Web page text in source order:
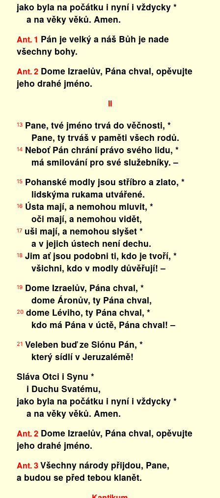
jako byla na počátku i nyní i vždycky *
a na věky věků. Amen.
Ant. 1 Pán je velký a náš Bůh je nade
všechny bohy.
Ant. 2Dome Izraelův, Pána chval, opěvujte
jeho drahé jméno.
II
13Pane, tvé jméno trvá do věčnosti, *
Pane, ty trváš v paměti všech rodů.
14Neboť Pán chrání právo svého lidu, *
má smilování pro své služebníky. –
15 Pohanské modly jsou stříbro a zlato, *
lidskýma rukama utvářené.
16Ústa mají, a nemohou mluvit, *
oči mají, a nemohou vidět,
17uši mají, a nemohou slyšet *
a v jejich ústech není dechu.
18 Jim ať jsou podobni ti, kdo je tvoří, *
všichni, kdo v modly důvěřují! –
19Dome Izraelův, Pána chval, *
dome Áronův, ty Pána chval,
20dome Léviho, ty Pána chval, *
kdo má Pána v úctě, Pána chval! –
21 Veleben buď ze Siónu Pán, *
který sídlí v Jeruzalémě!
Sláva Otci i Synu *
i Duchu Svatému,
jako byla na počátku i nyní i vždycky *
a na věky věků. Amen.
Ant. 2Dome Izraelův, Pána chval, opěvujte
jeho drahé jméno.
Ant. 3Všechny národy přijdou, Pane,
a budou se před tebou klanět.